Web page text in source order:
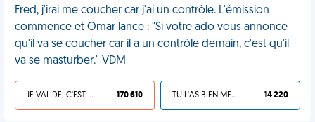
Fred, j'irai me coucher car j'ai un contrôle. L'émission
commence et Omar lance : "Si votre ado vous annonce
qu'il va se coucher car il a un contrôle demain, c'est qu'il
va se masturber." VDM
JE VALIDE, C'EST UNE VDM 170 610 TU L'AS BIEN MÉRITÉ 14 220